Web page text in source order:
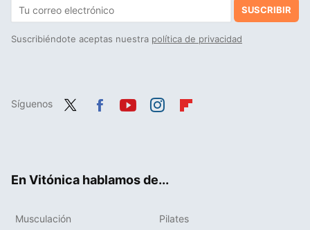
SUSCRIBIR
Suscribiéndote aceptas nuestra política de privacidad
Síguenos
En Vitónica hablamos de...
Musculación Pilates